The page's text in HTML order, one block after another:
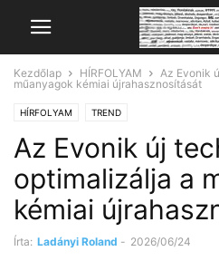
Kezdőlap HÍRFOLYAM
Az Evonik
műanyagok kémiai újrahasznosítását
HÍRFOLYAM TREND
Az Evonik új
optimalizálja a
kémiai
Írta: Ladányi Roland - 2026/06/24